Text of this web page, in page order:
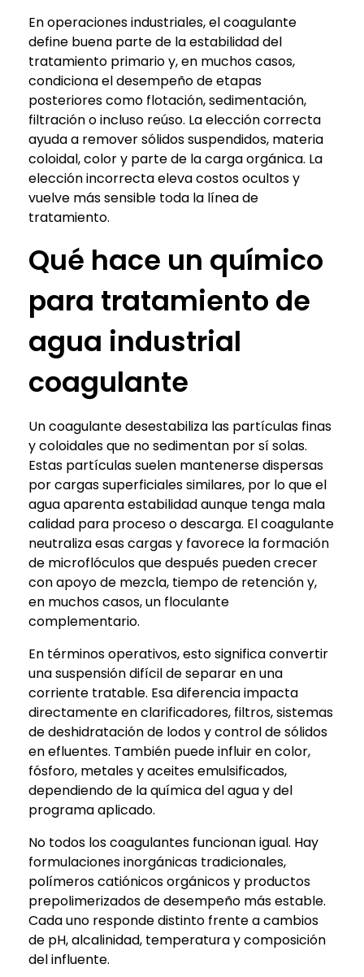
En operaciones industriales, el coagulante
define buena parte de la estabilidad del
tratamiento primario y, en muchos casos,
condiciona el desempeño de etapas
posteriores como flotación, sedimentación,
filtración o incluso reúso. La elección correcta
ayuda a remover sólidos suspendidos, materia
coloidal, color y parte de la carga orgánica. La
elección incorrecta eleva costos ocultos y
vuelve más sensible toda la línea de
tratamiento.
Qué hace un químico
para tratamiento de
agua industrial
coagulante
Un coagulante desestabiliza las partículas finas
y coloidales que no sedimentan por sí solas.
Estas partículas suelen mantenerse dispersas
por cargas superficiales similares, por lo que el
agua aparenta estabilidad aunque tenga mala
calidad para proceso o descarga. El coagulante
neutraliza esas cargas y favorece la formación
de microflóculos que después pueden crecer
con apoyo de mezcla, tiempo de retención y,
en muchos casos, un floculante
complementario.
En términos operativos, esto significa convertir
una suspensión difícil de separar en una
corriente tratable. Esa diferencia impacta
directamente en clarificadores, filtros, sistemas
de deshidratación de lodos y control de sólidos
en efluentes. También puede influir en color,
fósforo, metales y aceites emulsificados,
dependiendo de la química del agua y del
programa aplicado.
No todos los coagulantes funcionan igual. Hay
formulaciones inorgánicas tradicionales,
polímeros catiónicos orgánicos y productos
prepolimerizados de desempeño más estable.
Cada uno responde distinto frente a cambios
de pH, alcalinidad, temperatura y composición
del influente.